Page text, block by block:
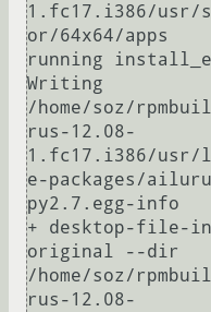
1.fc17.i386/usr/
or/64x64/apps
running
Writing
/home/soz/
rus-12.08-
1.fc17.i386/
e-packages/
py2.7.egg-info
+ desktop-file-
original --dir
/home/soz/
rus-12.08-